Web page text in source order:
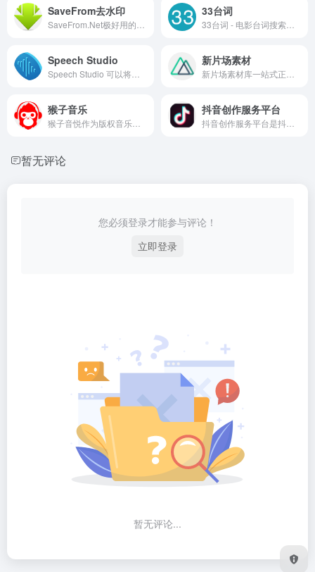
SaveFrom去水印 33台词
Speech Studio 新片场素材
猴子音乐 抖音创作服务平台
暂无评论
您必须登录才能参与评论！
立即登录
暂无评论...